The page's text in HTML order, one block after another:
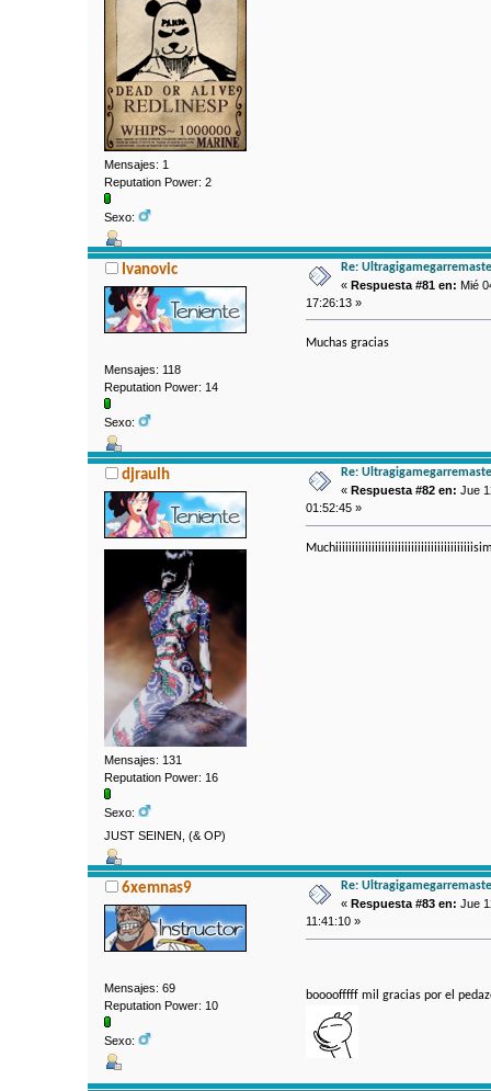
Mensajes: 1
Reputation Power: 2
Sexo:
Ivanovic
Mensajes: 118
Reputation Power: 14
Sexo:
Re:
«Respuesta #81 en: Mié
17:26:13 »
Muchas gracias
djraulh
Mensajes: 131
Reputation Power: 16
Sexo:
JUST SEINEN, (& OP)
Re:
« Respuesta #82 en: Jue
01:52:45 »
6xemnas9
Mensajes: 69
Reputation Power: 10
Sexo:
Re:
«Respuesta #83 en: Jue
11:41:10 »
boooofffff mil gracias por el